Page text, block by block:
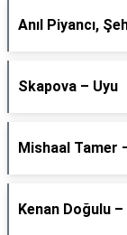
Anıl Piyancı,
Skapova – Uyu
Mishaal Tamer
Kenan Doğulu